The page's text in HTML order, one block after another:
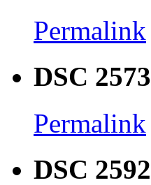
Permalink
DSC 2573
Permalink
DSC 2592